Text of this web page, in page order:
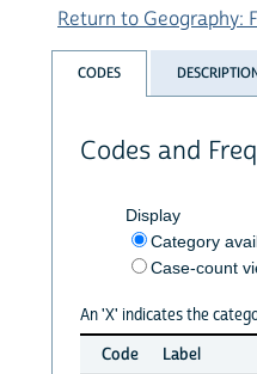
Return to Geography:
CODES
Codes and
Display
Category
Case-count
An 'X' indicates the
Code
Label